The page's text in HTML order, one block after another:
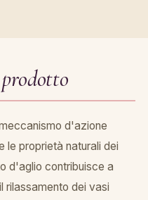
d'azione
le proprietà naturali dei
d'aglio contribuisce a
rilassamento dei vasi